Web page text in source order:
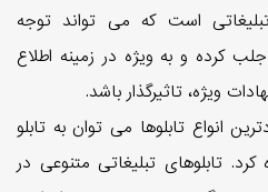
تبلیغاتی است که می تواند توجه
کرده و به ویژه در زمینه اطلاع
ویژه، تاثیرگذار باشد.
انواع تابلوها می توان به تابلو
کرد. تابلوهای تبلیغاتی متنوعی در